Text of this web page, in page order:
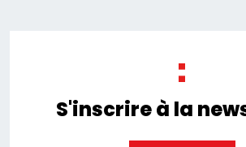
S'inscrire à la